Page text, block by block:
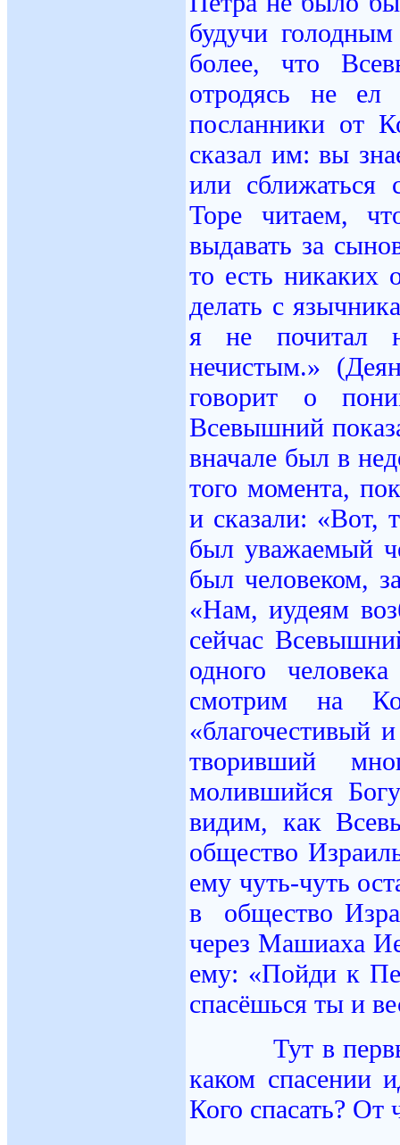
будучи
более, что
отродясь не ел
посланники от
сказал им: вы
или сближаться
Торе читаем,
выдавать за
то есть никаких
делать с
я не почитал
нечистым.»
говорит о
Всевышний
вначале был в
того момента,
и сказали: «Вот,
был уважаемый
был человеком,
«Нам, иудеям
сейчас
одного
смотрим на
«благочестивый
творивший
молившийся
видим, как
общество
ему чуть-чуть
в общество
через Машиаха
ему: «Пойди к
спасёшься ты и
Тут в первый
каком спасении
Кого спасать? От